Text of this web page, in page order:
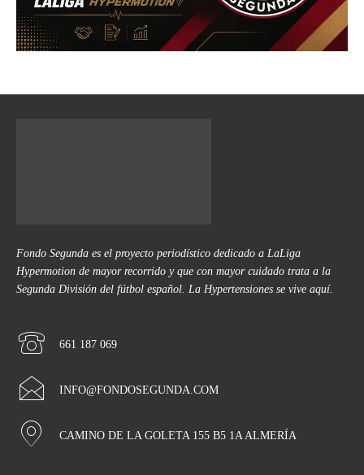
Fondo Segunda es el proyecto periodístico dedicado a LaLiga
Hypermotion de mayor recorrido y que con mayor cuidado trata a la
Segunda División del fútbol español. La Hypertensiones se vive aquí.
661 187 069
INFO@FONDOSEGUNDA.COM
CAMINO DE LA GOLETA 155 B5 1A ALMERÍA